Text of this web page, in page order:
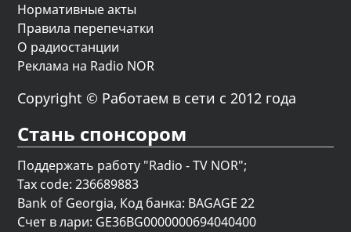
Нормативные акты
Правила перепечатки
О радиостанции
Реклама на Radio NOR
Copyright © Работаем в сети с 2012 года
Стань спонсором
Поддержать работу "Radio - TV NOR";
Tax code: 236689883
Bank of Georgia, Код банка: BAGAGE 22
Счет в лари: GE36BG0000000694040400